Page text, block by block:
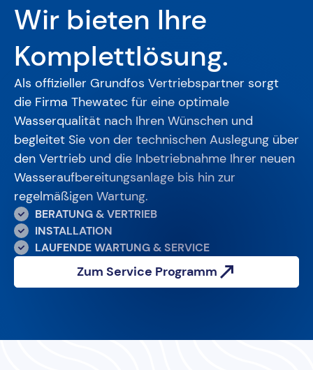
Wir bieten Ihre
Komplettlösung.
Als offizieller Grundfos Vertriebspartner sorgt
die Firma Thewatec für eine optimale
Wasserqualität nach Ihren Wünschen und
begleitet Sie von der technischen Auslegung über
den Vertrieb und die Inbetriebnahme Ihrer neuen
Wasseraufbereitungsanlage bis hin zur
regelmäßigen Wartung.
BERATUNG & VERTRIEB
INSTALLATION
LAUFENDE WARTUNG & SERVICE
Zum Service Programm